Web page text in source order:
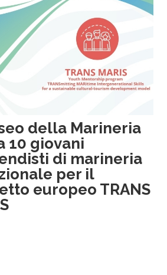
della Marineria
10 giovani
di marineria
per il
europeo TRANS